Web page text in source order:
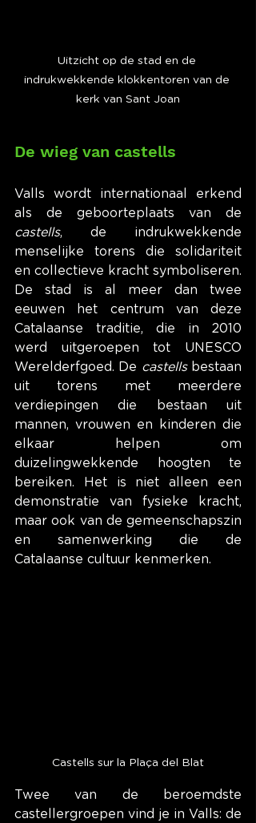
Uitzicht op de stad en de
indrukwekkende klokkentoren van de
kerk van Sant Joan
De wieg van castells
Valls wordt internationaal erkend
castells, de indrukwekkende
menselijke torens die solidariteit
en collectieve kracht symboliseren.
De stad is al meer dan twee
eeuwen het centrum van deze
Catalaanse traditie, die in 2010
werd uitgeroepen tot UNESCO
Werelderfgoed. De castells bestaan
uit torens met meerdere
verdiepingen die bestaan uit
mannen, vrouwen en kinderen die
elkaar helpen om
duizelingwekkende hoogten te
bereiken. Het is niet alleen een
demonstratie van fysieke kracht,
maar ook van de gemeenschapszin
en samenwerking die de
Catalaanse cultuur kenmerken.
Castells sur la Plaça del Blat
Twee van de beroemdste